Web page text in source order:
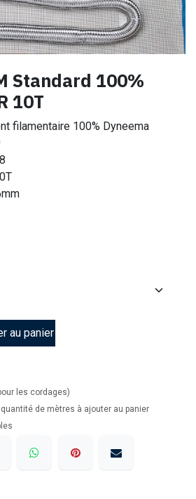
Standard 100%
10T
filamentaire 100% Dyneema
au panier
les cordages)
de mètres à ajouter au panier